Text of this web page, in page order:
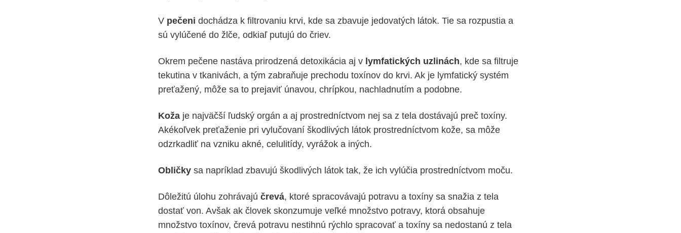
V pečeni dochádza k filtrovaniu krvi, kde sa zbavuje jedovatých látok. Tie sa rozpustia a
sú vylúčené do žlče, odkiaľ putujú do čriev.
Okrem pečene nastáva prirodzená detoxikácia aj v lymfatických uzlinách, kde sa filtruje
tekutina v tkanivách, a tým zabraňuje prechodu toxínov do krvi. Ak je lymfatický systém
preťažený, môže sa to prejaviť únavou, chrípkou, nachladnutím a podobne.
Koža je najväčší ľudský orgán a aj prostredníctvom nej sa z tela dostávajú preč toxíny.
Akékoľvek preťaženie pri vylučovaní škodlivých látok prostredníctvom kože, sa môže
odzrkadliť na vzniku akné, celulitídy, vyrážok a iných.
Obličky sa napríklad zbavujú škodlivých látok tak, že ich vylúčia prostredníctvom moču.
Dôležitú úlohu zohrávajú črevá, ktoré spracovávajú potravu a toxíny sa snažia z tela
dostať von. Avšak ak človek skonzumuje veľké množstvo potravy, ktorá obsahuje
množstvo toxínov, črevá potravu nestihnú rýchlo spracovať a toxíny sa nedostanú z tela